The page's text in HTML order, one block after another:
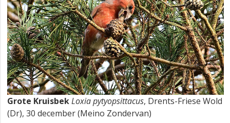
Grote KruisbekLoxia pytyopsittacus, Drents-Friese Wold
(Dr), 30 december (Meino Zondervan)